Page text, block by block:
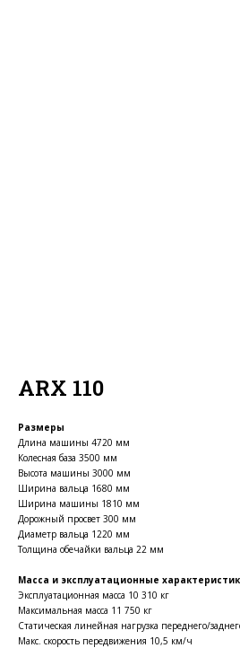
ARX 110
Размеры
Длина машины 4720 мм
Колесная база 3500 мм
Высота машины 3000 мм
Ширина вальца 1680 мм
Ширина машины 1810 мм
Дорожный просвет 300 мм
Диаметр вальца 1220 мм
Толщина обечайки вальца 22 мм
Масса и эксплуатационные
Эксплуатационная масса 10 310 кг
Максимальная масса 11 750 кг
Статическая линейная нагрузка переднего/
Макс. скорость передвижения 10,5 км/ч